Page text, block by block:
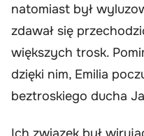
natomiast był
zdawał się
większych trosk.
dzięki nim, Emilia
beztroskiego ducha